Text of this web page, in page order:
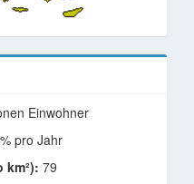
Einwohner
pro Jahr
km²): 79